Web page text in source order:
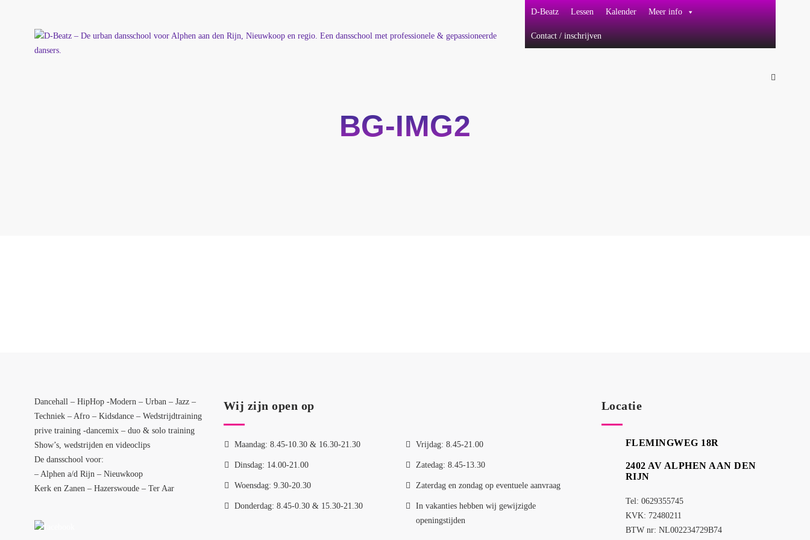
D-Beatz Lessen Kalender Meer info
Contact / inschrijven
BG-IMG2
Dancehall – HipHop -Modern – Urban – Jazz –
Techniek – Afro – Kidsdance – Wedstrijdtraining
prive training -dancemix – duo & solo training
Show’s, wedstrijden en videoclips
De dansschool voor:
– Alphen a/d Rijn – Nieuwkoop
Kerk en Zanen – Hazerswoude – Ter Aar
Wij zijn open op
Maandag: 8.45-10.30 & 16.30-21.30
Dinsdag: 14.00-21.00
Woensdag: 9.30-20.30
Donderdag: 8.45-0.30 & 15.30-21.30
Vrijdag: 8.45-21.00
Zatedag: 8.45-13.30
Zaterdag en zondag op eventuele aanvraag
In vakanties hebben wij gewijzigde
openingstijden
Locatie
FLEMINGWEG 18R
2402 AV ALPHEN AAN DEN
RIJN
Tel: 0629355745
KVK: 72480211
BTW nr: NL002234729B74